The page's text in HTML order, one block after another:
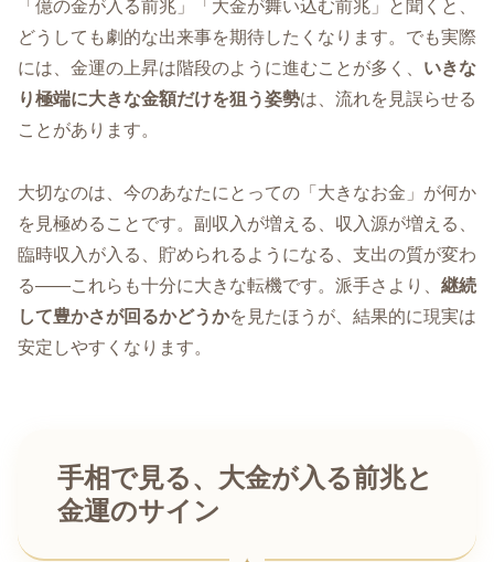
「億の金が入る前兆」「大金が舞い込む前兆」と聞くと、
どうしても劇的な出来事を期待したくなります。でも実際
には、金運の上昇は階段のように進むことが多く、 いきな
り極端に大きな金額だけを狙う姿勢は、流れを見誤らせる
ことがあります。
大切なのは、今のあなたにとっての「大きなお金」が何か
を見極めることです。副収入が増える、収入源が増える、
臨時収入が入る、貯められるようになる、支出の質が変わ
る――これらも十分に大きな転機です。派手さより、 継続
して豊かさが回るかどうかを見たほうが、結果的に現実は
安定しやすくなります。
手相で見る、大金が入る前兆と
金運のサイン